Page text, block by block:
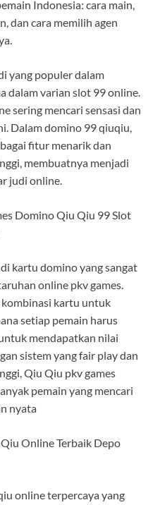
Indonesia: cara main,
dan cara memilih agen
yang populer dalam
dalam varian slot 99 online.
sering mencari sensasi dan
Dalam domino 99 qiuqiu,
fitur menarik dan
membuatnya menjadi
judi online.
Domino Qiu Qiu 99 Slot
kartu domino yang sangat
online pkv games.
kartu untuk
setiap pemain harus
mendapatkan nilai
sistem yang fair play dan
Qiu Qiu pkv games
pemain yang mencari
nyata
Online Terbaik Depo
online terpercaya yang